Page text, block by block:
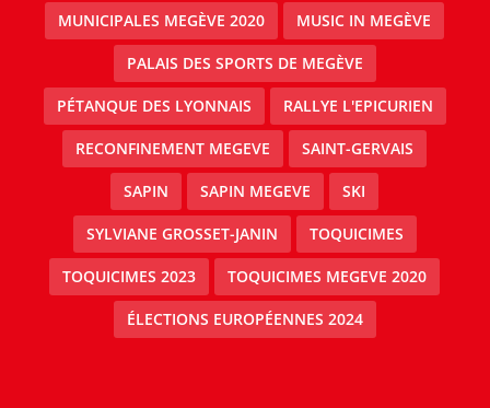
MUNICIPALES MEGÈVE 2020 MUSIC IN MEGÈVE
PALAIS DES SPORTS DE MEGÈVE
PÉTANQUE DES LYONNAIS RALLYE L'EPICURIEN
RECONFINEMENT MEGEVE SAINT-GERVAIS
SAPIN SAPIN MEGEVE SKI
SYLVIANE GROSSET-JANIN TOQUICIMES
TOQUICIMES 2023 TOQUICIMES MEGEVE 2020
ÉLECTIONS EUROPÉENNES 2024